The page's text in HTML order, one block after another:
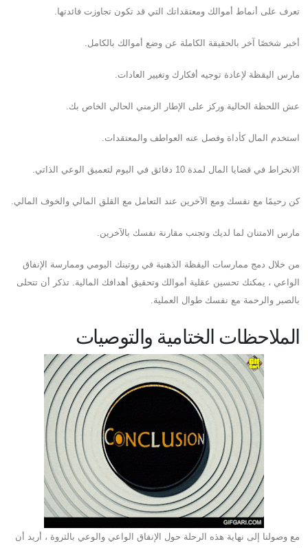
تعرف على أنماط أموالك ومعتقداتك التي قد تكون تجاوزت فائدتها.
أخبر شخصًا آخر بالحقيقة الكاملة عن وضع أموالك بالكامل.
مارس اليقظة لإعادة توجيه أفكارك وتغيير العادات.
عش اللحظة الحالية وركز على الإطار الزمني الحالي الخاص بك.
استخدم المال كأداة وفصل عنه العواطف والمعتقدات.
الانخراط في قضايا المال لمدة 10 دقائق في اليوم لتعميق الوعي الذاتي.
كن رحيمًا مع نفسك ومع الآخرين عند التعامل مع القلق المالي والخوف المالي.
مارس الامتنان لما لديك وتجنب مقارنة نفسك بالآخرين.
من خلال دمج ممارسات اليقظة الذهنية في روتينك اليومي وممارسة الإنفاق
الواعي ، يمكنك تحسين عقلية أموالك وتحقيق أهدافك المالية. تذكر أن تتحلى
بالصبر والرحمة مع نفسك طوال العملية.
الملاحظات الختامية والتوصيات
مع وصولنا إلى نهاية هذه الرحلة حول الإنفاق الواعي والوعي بالثروة ، أريد أن